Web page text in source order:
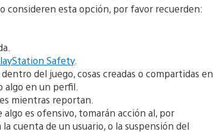
consideren esta opción, por favor recuerden:
Safety.
del juego, cosas creadas o compartidas en
algo en un perfil.
mientras reportan.
es ofensivo, tomarán acción al, por
cuenta de un usuario, o la suspensión del